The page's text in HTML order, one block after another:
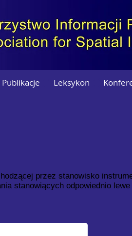
Publikacje Leksykon
przez stanowisko
stanowiących odpowiednio